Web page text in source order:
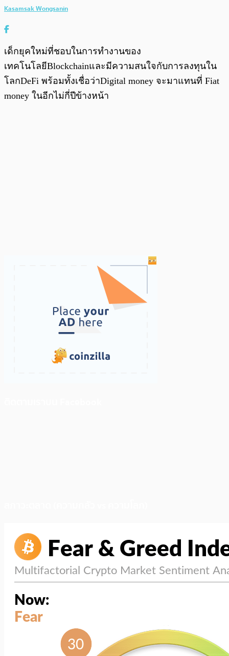
Kasamsak Wongsanin
เด็กยุคใหม่ที่ชอบในการทำงานของ
เทคโนโลยีBlockchainและมีความสนใจกับการลงทุนใน
โลกDeFi พร้อมทั้งเชื่อว่าDigital money จะมาแทนที่ Fiat
money ในอีกไม่กี่ปีข้างหน้า